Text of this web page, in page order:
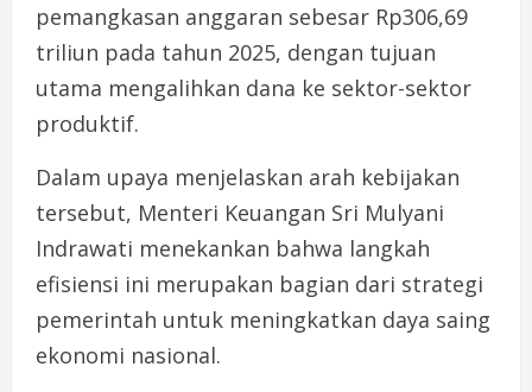
pemangkasan anggaran sebesar Rp306,69
triliun pada tahun 2025, dengan tujuan
utama mengalihkan dana ke sektor-sektor
produktif.
Dalam upaya menjelaskan arah kebijakan
tersebut, Menteri Keuangan Sri Mulyani
Indrawati menekankan bahwa langkah
efisiensi ini merupakan bagian dari strategi
pemerintah untuk meningkatkan daya saing
ekonomi nasional.